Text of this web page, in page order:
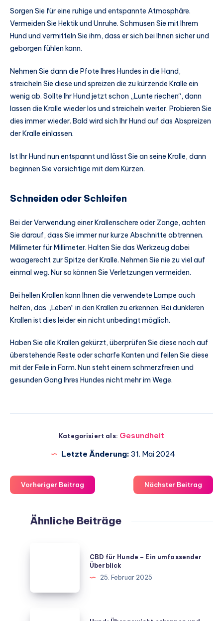
Sorgen Sie für eine ruhige und entspannte Atmosphäre.
Vermeiden Sie Hektik und Unruhe. Schmusen Sie mit Ihrem
Hund und vermitteln Sie ihm, dass er sich bei Ihnen sicher und
geborgen fühlen kann.
Nehmen Sie dann die Pfote Ihres Hundes in die Hand,
streicheln Sie diese und spreizen die zu kürzende Kralle ein
wenig ab. Sollte Ihr Hund jetzt schon „Lunte riechen“, dann
lassen die Kralle wieder los und streicheln weiter. Probieren Sie
dies immer wieder. Bald wird sich Ihr Hund auf das Abspreizen
der Kralle einlassen.
Ist Ihr Hund nun entspannt und lässt Sie an seine Kralle, dann
beginnen Sie vorsichtige mit dem Kürzen.
Schneiden oder Schleifen
Bei der Verwendung einer Krallenschere oder Zange, achten
Sie darauf, dass Sie immer nur kurze Abschnitte abtrennen.
Millimeter für Millimeter. Halten Sie das Werkzeug dabei
waagerecht zur Spitze der Kralle. Nehmen Sie nie zu viel auf
einmal weg. Nur so können Sie Verletzungen vermeiden.
Bei hellen Krallen kann Ihnen die verwendete Lampe auch
helfen, das „Leben“ in den Krallen zu erkennen. Bei dunkleren
Krallen ist dies leider ein nicht unbedingt möglich.
Haben Sie alle Krallen gekürzt, überprüfen Sie diese noch auf
überstehende Reste oder scharfe Kanten und feilen Sie diese
mit der Feile in Form. Nun steht einem schmerzfreien und
gesunden Gang Ihres Hundes nicht mehr im Wege.
Kategorisiert als: Gesundheit
Letzte Änderung: 31. Mai 2024
Vorheriger Beitrag Nächster Beitrag
Ähnliche Beiträge
Ein
CBD für Hunde – Ein umfassender
Überblick
25. Februar 2025